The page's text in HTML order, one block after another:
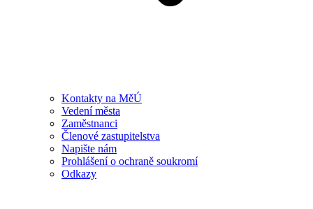
Kontakty na MěÚ
Vedení města
Zaměstnanci
Členové zastupitelstva
Napište nám
Prohlášení o ochraně soukromí
Odkazy